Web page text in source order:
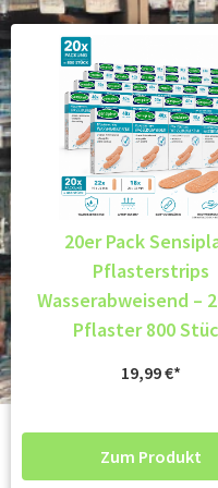
20er Pack
Pflasterstrips
Wasserabweisend –
Pflaster 800
19,99€
Zum Produkt